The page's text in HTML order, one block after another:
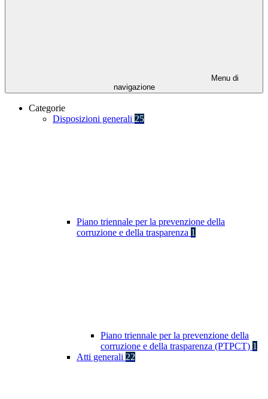
Menu di
navigazione
Categorie
Disposizioni generali 25
Piano triennale per la prevenzione della
corruzione e della trasparenza 1
Piano triennale per la prevenzione della
corruzione e della trasparenza (PTPCT) 1
Atti generali 22